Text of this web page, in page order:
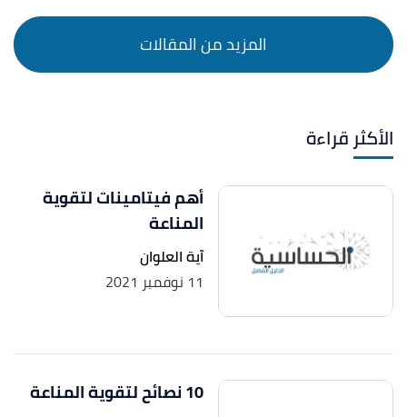
الأكثر قراءة
أهم فيتامينات لتقوية
المناعة
آية العلوان
11 نوفمبر 2021
10 نصائح لتقوية المناعة